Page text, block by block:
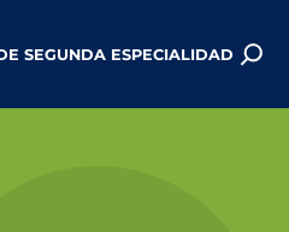
SEGUNDA ESPECIALIDAD